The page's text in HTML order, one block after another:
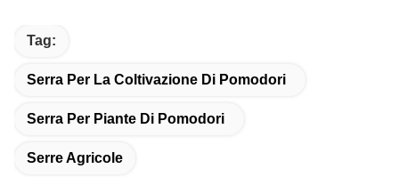
Tag:
Serra Per La Coltivazione Di Pomodori
Serra Per Piante Di Pomodori
Serre Agricole